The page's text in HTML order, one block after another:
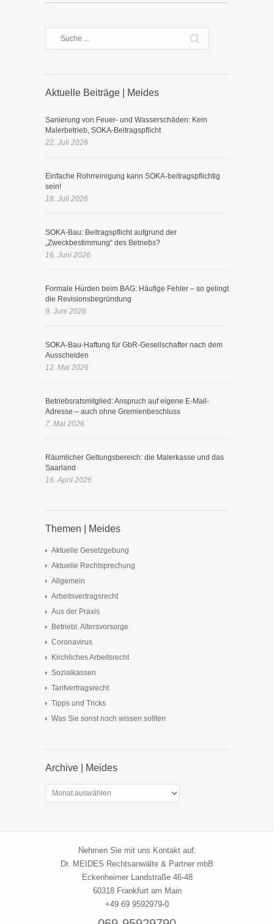
Aktuelle Beiträge | Meides
Sanierung von Feuer- und Wasserschäden: Kein
Malerbetrieb, SOKA-Beitragspflicht
22. Juli 2026
Einfache Rohrreinigung kann SOKA-beitragspflichtig
sein!
18. Juli 2026
SOKA-Bau: Beitragspflicht aufgrund der
„Zweckbestimmung“ des Betriebs?
16. Juni 2026
Formale Hürden beim BAG: Häufige Fehler – so gelingt
die Revisionsbegründung
9. Juni 2026
SOKA-Bau-Haftung für GbR-Gesellschafter nach dem
Ausscheiden
12. Mai 2026
Betriebsratsmitglied: Anspruch auf eigene E-Mail-
Adresse – auch ohne Gremienbeschluss
7. Mai 2026
Räumlicher Geltungsbereich: die Malerkasse und das
Saarland
16. April 2026
Themen | Meides
Aktuelle Gesetzgebung
Aktuelle Rechtsprechung
Allgemein
Arbeitsvertragsrecht
Aus der Praxis
Betriebl. Altersvorsorge
Coronavirus
Kirchliches Arbeitsrecht
Sozialkassen
Tarifvertragsrecht
Tipps und Tricks
Was Sie sonst noch wissen sollten
Archive | Meides
Archive
|
Nehmen Sie mit uns Kontakt auf:
Dr. MEIDES Rechtsanwälte & Partner mbB
Eckenheimer Landstraße 46-48
60318 Frankfurt am Main
+49 69 9592979-0